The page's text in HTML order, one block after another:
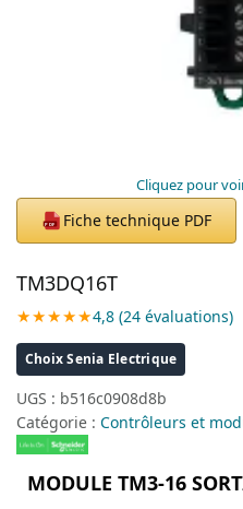
Cliquez pour
PDF Fiche technique PDF
TM3DQ16T
★★★★★4,8 (24 évaluations)
Choix Senia Electrique
UGS : b516c0908d8b
Catégorie : Contrôleurs et
MODULE TM3-16